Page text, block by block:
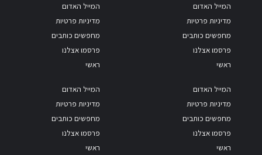
המייל האדום
מדיניות פרטיות
מחפשים כותבים
פרסמו אצלנו
ראשי
המייל האדום
מדיניות פרטיות
מחפשים כותבים
פרסמו אצלנו
ראשי
המייל האדום
מדיניות פרטיות
מחפשים כותבים
פרסמו אצלנו
ראשי
המייל האדום
מדיניות פרטיות
מחפשים כותבים
פרסמו אצלנו
ראשי